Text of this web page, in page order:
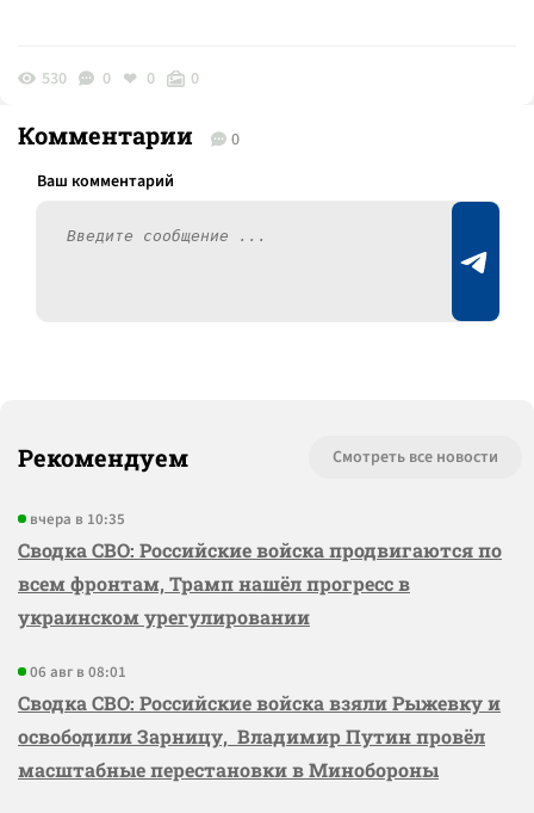
530 0 0 0
Комментарии 0
Рекомендуем Смотреть все новости
вчера в 10:35
Сводка СВО: Российские войска продвигаются по
всем фронтам, Трамп нашёл прогресс в
украинском урегулировании
06 авг в 08:01
Сводка СВО: Российские войска взяли Рыжевку и
освободили Зарницу, Владимир Путин провёл
масштабные перестановки в Минобороны